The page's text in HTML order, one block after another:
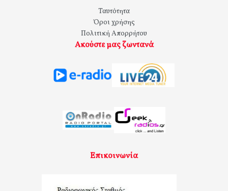
Ταυτότητα
Όροι χρήσης
Πολιτική Απορρήτου
Ακούστε μας ζωντανά
Επικοινωνία